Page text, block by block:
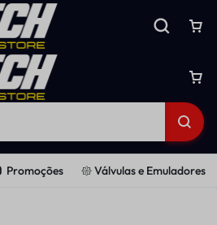
Promoções 𑁍 Válvulas e Emuladores